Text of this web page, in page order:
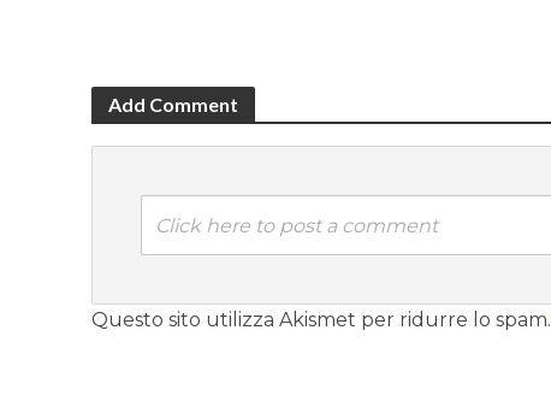
Add Comment
Click here to post a comment
Questo sito utilizza Akismet per ridurre lo spam.